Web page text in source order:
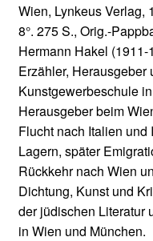
Wien, Lynkeus Verlag,
8°. 275 S., Orig.-
Hermann Hakel
Erzähler, Herausgeber
Kunstgewerbeschule
Herausgeber beim
Flucht nach Italien
Lagern, später
Rückkehr nach Wien
Dichtung, Kunst und
der jüdischen Literatur
in Wien und München.